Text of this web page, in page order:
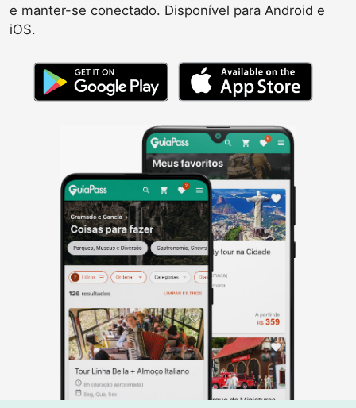
e manter-se conectado. Disponível para Android e
iOS.